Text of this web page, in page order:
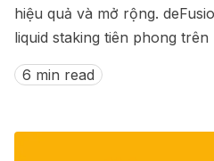
hiệu quả và mở rộng.
liquid staking tiên phong
ra kỷ nguyên mới: staking
đánh đổi giữa phần thưởng
6 min read